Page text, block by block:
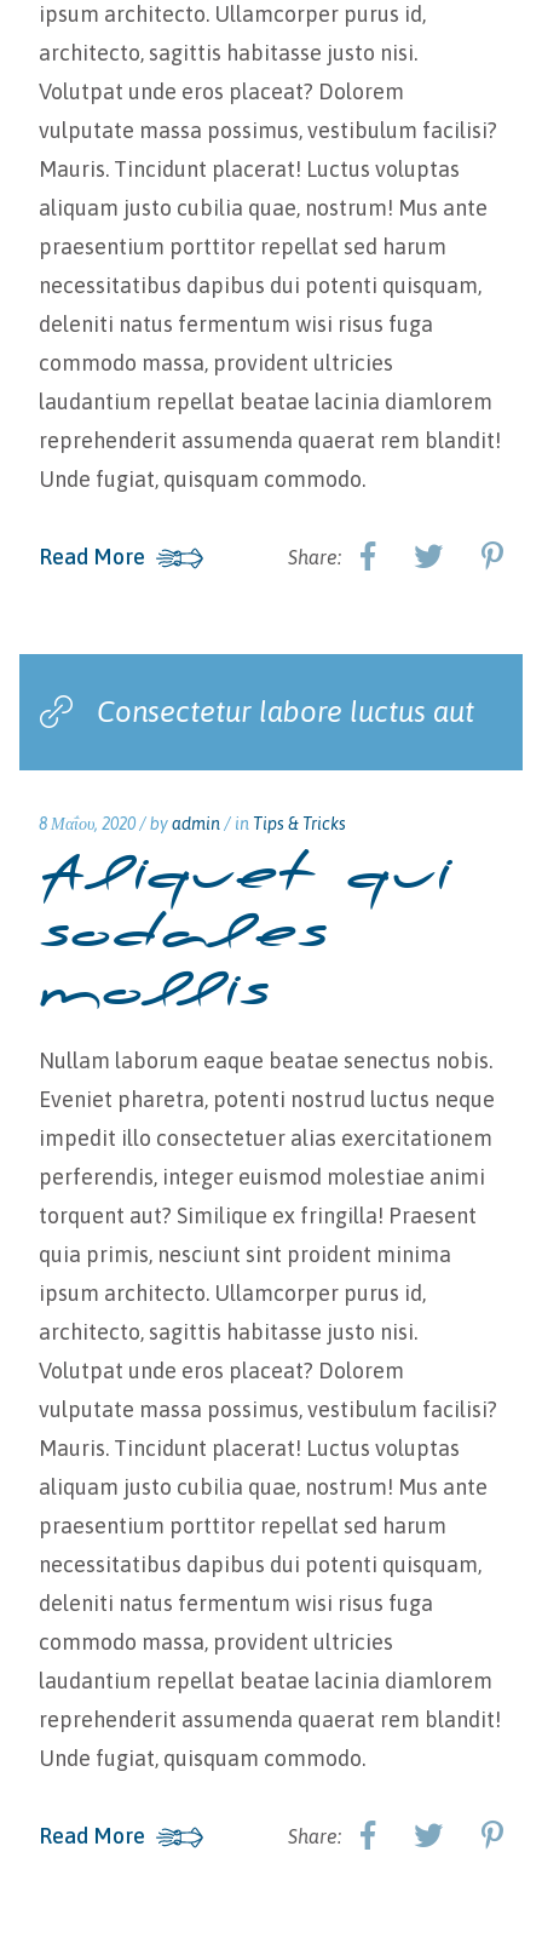
ipsum architecto. Ullamcorper purus id,
architecto, sagittis habitasse justo nisi.
Volutpat unde eros placeat? Dolorem
vulputate massa possimus, vestibulum facilisi?
Mauris. Tincidunt placerat! Luctus voluptas
aliquam justo cubilia quae, nostrum! Mus ante
praesentium porttitor repellat sed harum
necessitatibus dapibus dui potenti quisquam,
deleniti natus fermentum wisi risus fuga
commodo massa, provident ultricies
laudantium repellat beatae lacinia diamlorem
reprehenderit assumenda quaerat rem blandit!
Unde fugiat, quisquam commodo.
Read More Share:
Consectetur labore luctus aut
8 Μαΐου, 2020 /byadmin / in Tips & Tricks
Aliquet qui
sodales
mollis
Nullam laborum eaque beatae senectus nobis.
Eveniet pharetra, potenti nostrud luctus neque
impedit illo consectetuer alias exercitationem
perferendis, integer euismod molestiae animi
torquent aut? Similique ex fringilla! Praesent
quia primis, nesciunt sint proident minima
ipsum architecto. Ullamcorper purus id,
architecto, sagittis habitasse justo nisi.
Volutpat unde eros placeat? Dolorem
vulputate massa possimus, vestibulum facilisi?
Mauris. Tincidunt placerat! Luctus voluptas
aliquam justo cubilia quae, nostrum! Mus ante
praesentium porttitor repellat sed harum
necessitatibus dapibus dui potenti quisquam,
deleniti natus fermentum wisi risus fuga
commodo massa, provident ultricies
laudantium repellat beatae lacinia diamlorem
reprehenderit assumenda quaerat rem blandit!
Unde fugiat, quisquam commodo.
Read More Share: